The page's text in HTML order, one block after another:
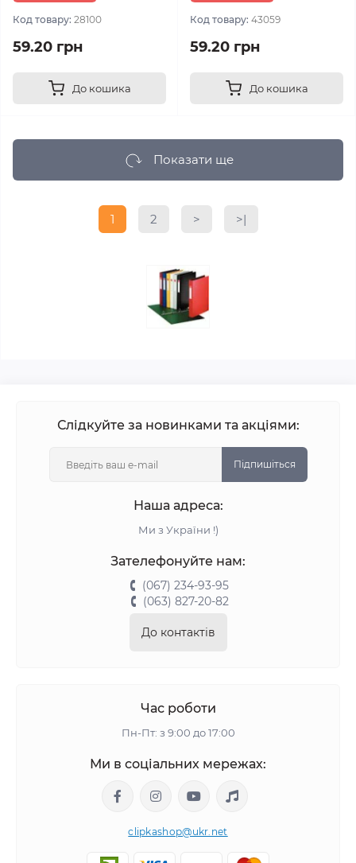
Код товару: 28100
59.20 грн
До кошика
Код товару: 43059
59.20 грн
До кошика
Показати ще
1 2 > >|
Слідкуйте за новинками та акціями:
Підпишіться
Наша адреса:
Ми з України !)
Зателефонуйте нам:
(067) 234-93-95
(063) 827-20-82
До контактів
Час роботи
Пн-Пт: з 9:00 до 17:00
Ми в соціальних мережах:
clipkashop@ukr.net